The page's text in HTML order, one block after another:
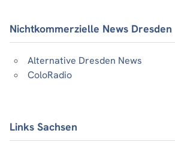
Nichtkommerzielle News Dresden
Alternative Dresden News
ColoRadio
Links Sachsen